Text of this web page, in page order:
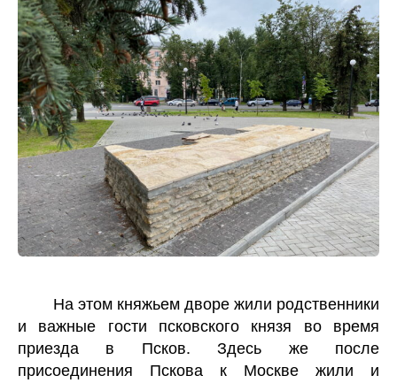
На этом княжьем дворе жили родственники
и важные гости псковского князя во время
приезда в Псков. Здесь же после
присоединения Пскова к Москве жили и